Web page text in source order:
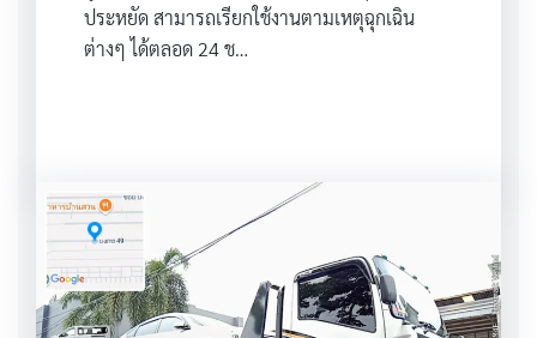
ประหยัด สามารถเรียกใช้งานตามเหตุฉุกเฉิน
ต่างๆ ได้ตลอด 24 ช…